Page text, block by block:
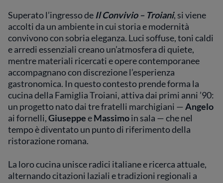
Superato l’ingresso de Il Convivio – Troiani, si viene
accolti da un ambiente in cui storia e modernità
convivono con sobria eleganza. Luci soffuse, toni caldi
e arredi essenziali creano un’atmosfera di quiete,
mentre materiali ricercati e opere contemporanee
accompagnano con discrezione l’esperienza
gastronomica. In questo contesto prende forma la
cucina della Famiglia Troiani, attiva dai primi anni ’90:
un progetto nato dai tre fratelli marchigiani —Angelo
ai fornelli,GiuseppeeMassimoin sala — che nel
tempo è diventato un punto di riferimento della
ristorazione romana.
La loro cucina unisce radici italiane e ricerca attuale,
alternando citazioni laziali e tradizioni regionali a